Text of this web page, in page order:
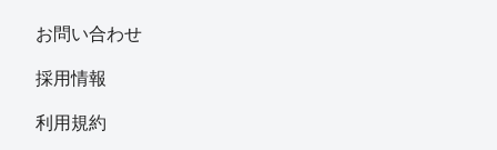
お問い合わせ
採用情報
利用規約